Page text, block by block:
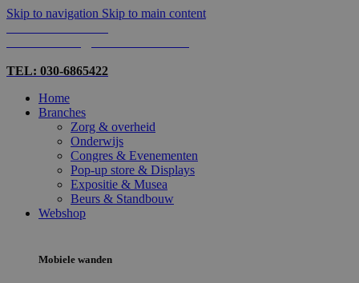
Skip to navigation Skip to main content
TEL: 030-6865422
Home
Branches
Zorg & overheid
Onderwijs
Congres & Evenementen
Pop-up store & Displays
Expositie & Musea
Beurs & Standbouw
Webshop
Mobiele wanden